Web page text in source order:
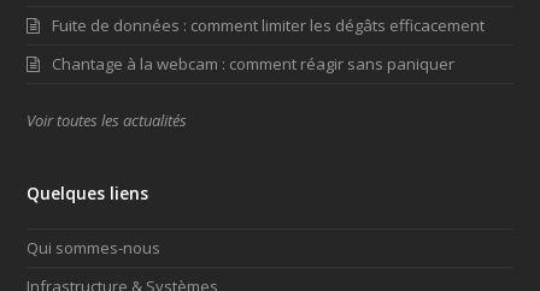
Fuite de données : comment limiter les dégâts efficacement
Chantage à la webcam : comment réagir sans paniquer
Voir toutes les actualités
Quelques liens
Qui sommes-nous
Infrastructure & Systèmes